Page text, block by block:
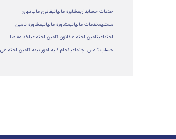
خدمات حسابداریمشاوره مالیاتیقانون مالیاتهای
مستقیمخدمات مالیاتیمشاوره مالياتيمشاوره تامین
اجتماعیتامین اجتماعیقانون تامین اجتماعیاخذ مفاصا
حساب تامین اجتماعیانجام کلیه امور بیمه تامین اجتماعی